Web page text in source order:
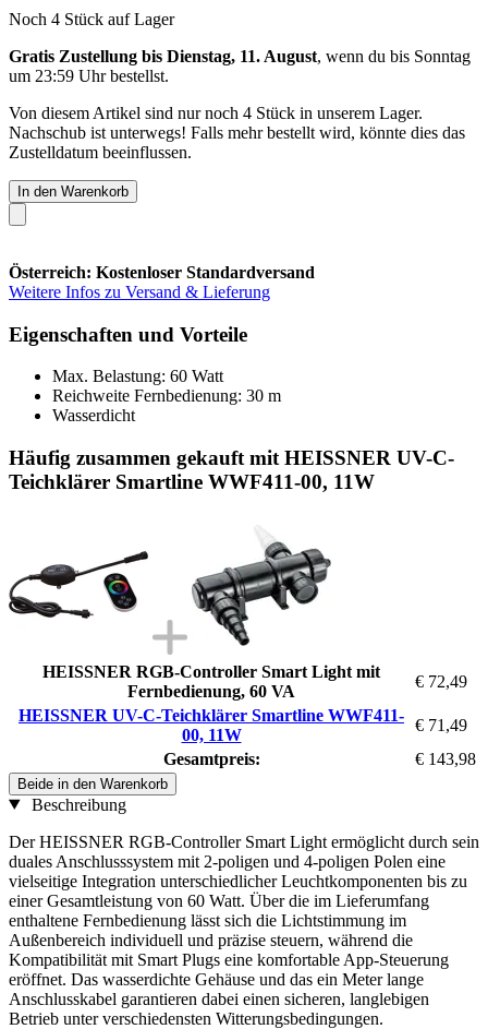
Noch 4 Stück auf Lager
Gratis Zustellung bis Dienstag, 11. August, wenn du bis Sonntag
um 23:59 Uhrbestellst.
Von diesem Artikel sind nur noch 4 Stück in unserem Lager.
Nachschub ist unterwegs! Falls mehr bestellt wird, könnte dies das
Zustelldatum beeinflussen.
In den Warenkorb
Österreich: Kostenloser Standardversand
Weitere Infos zu Versand & Lieferung
Eigenschaften und Vorteile
Max. Belastung: 60 Watt
Reichweite Fernbedienung: 30 m
Wasserdicht
Häufig zusammen gekauft mit HEISSNER UV-C-
Teichklärer Smartline WWF411-00, 11W
HEISSNER RGB-Controller Smart Light mit
Fernbedienung, 60 VA
€ 72,49
HEISSNER UV-C-Teichklärer Smartline WWF411-
00, 11W
€ 71,49
Gesamtpreis:
€ 143,98
Beide in den Warenkorb
Beschreibung
Der HEISSNER RGB-Controller Smart Light ermöglicht durch sein
duales Anschlusssystem mit 2-poligen und 4-poligen Polen eine
vielseitige Integration unterschiedlicher Leuchtkomponenten bis zu
einer Gesamtleistung von 60 Watt. Über die im Lieferumfang
enthaltene Fernbedienung lässt sich die Lichtstimmung im
Außenbereich individuell und präzise steuern, während die
Kompatibilität mit Smart Plugs eine komfortable App-Steuerung
eröffnet. Das wasserdichte Gehäuse und das ein Meter lange
Anschlusskabel garantieren dabei einen sicheren, langlebigen
Betrieb unter verschiedensten Witterungsbedingungen.